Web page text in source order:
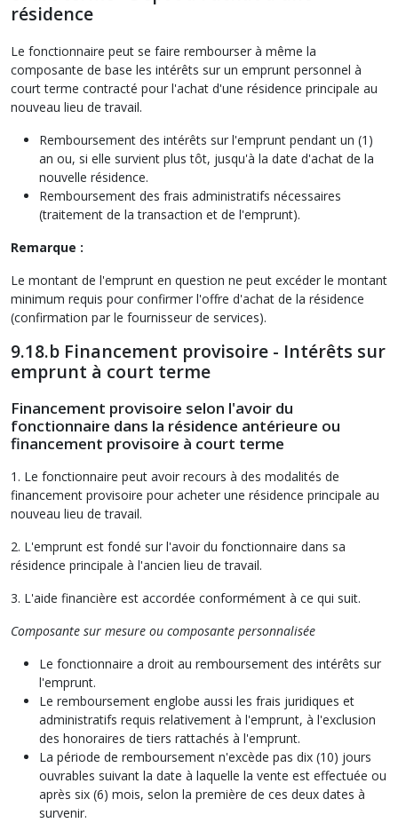
résidence
Le fonctionnaire peut se faire rembourser à même la
composante de base les intérêts sur un emprunt personnel à
court terme contracté pour l'achat d'une résidence principale au
nouveau lieu de travail.
Remboursement des intérêts sur l'emprunt pendant un (1)
an ou, si elle survient plus tôt, jusqu'à la date d'achat de la
nouvelle résidence.
Remboursement des frais administratifs nécessaires
(traitement de la transaction et de l'emprunt).
Remarque :
Le montant de l'emprunt en question ne peut excéder le montant
minimum requis pour confirmer l'offre d'achat de la résidence
(confirmation par le fournisseur de services).
9.18.b Financement provisoire - Intérêts sur
emprunt à court terme
Financement provisoire selon l'avoir du
fonctionnaire dans la résidence antérieure ou
financement provisoire à court terme
1. Le fonctionnaire peut avoir recours à des modalités de
financement provisoire pour acheter une résidence principale au
nouveau lieu de travail.
2. L'emprunt est fondé sur l'avoir du fonctionnaire dans sa
résidence principale à l'ancien lieu de travail.
3. L'aide financière est accordée conformément à ce qui suit.
Composante sur mesure ou composante personnalisée
Le fonctionnaire a droit au remboursement des intérêts sur
l'emprunt.
Le remboursement englobe aussi les frais juridiques et
administratifs requis relativement à l'emprunt, à l'exclusion
des honoraires de tiers rattachés à l'emprunt.
La période de remboursement n'excède pas dix (10) jours
ouvrables suivant la date à laquelle la vente est effectuée ou
après six (6) mois, selon la première de ces deux dates à
survenir.